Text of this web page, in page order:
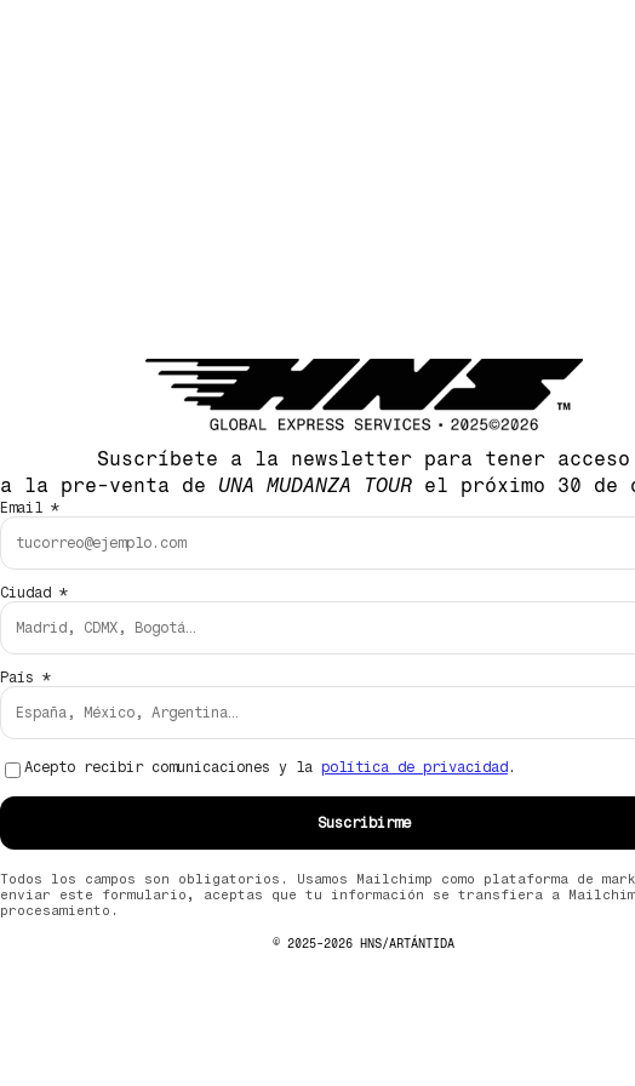
Suscríbete a la newsletter para tener acceso
a la pre-venta de UNA MUDANZA TOUR el próximo 30 de
© 2025-2026 HNS/ARTÁNTIDA